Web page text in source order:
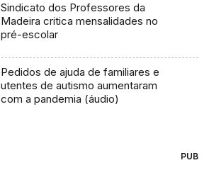
Sindicato dos Professores da
Madeira critica mensalidades no
pré-escolar
Pedidos de ajuda de familiares e
utentes de autismo aumentaram
com a pandemia (áudio)
PUB